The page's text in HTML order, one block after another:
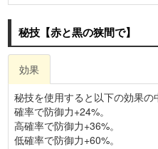
秘技【赤と黒の狭間で】
効果
秘技を使用すると以下の効果の
確率で防御力+24%。
高確率で防御力+36%。
低確率で防御力+60%。